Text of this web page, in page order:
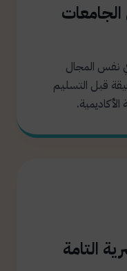
نفس المجال
قبل التسليم
التامة